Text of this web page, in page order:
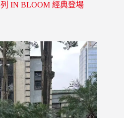
列 IN BLOOM 經典登場